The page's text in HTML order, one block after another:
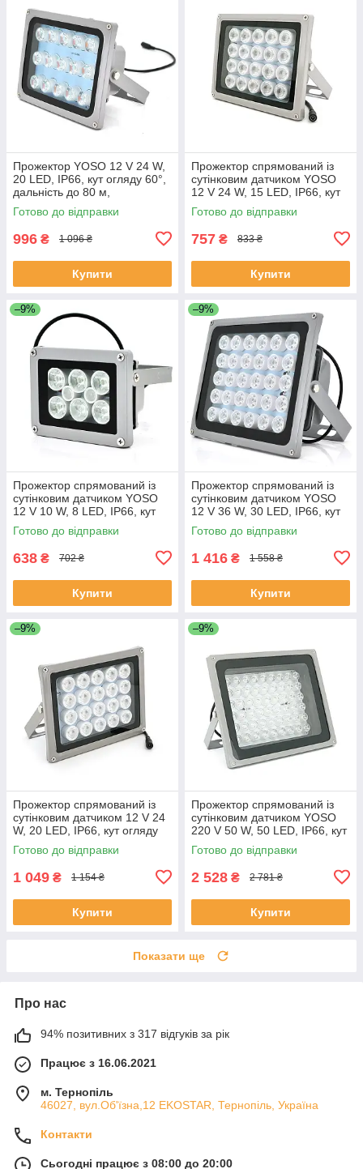
Прожектор YOSO 12 V 24 W,
20 LED, IP66, кут огляду 60°,
дальність до 80 м,
180*115*140 мм, BOX
ЕКОБОКС
Готово до відправки
996 ₴ 1 096 ₴
Купити
Прожектор спрямований із
сутінковим датчиком YOSO
12 V 24 W, 15 LED, IP66, кут
огляду 60°, дальність до 40
м, 177*138*65 мм, BOX
Готово до відправки
757 ₴ 833 ₴
Купити
–9%
Прожектор спрямований із
сутінковим датчиком YOSO
12 V 10 W, 8 LED, IP66, кут
огляду 60°, дальність до 30
м, 113*86*63 мм, BOX
Готово до відправки
638 ₴ 702 ₴
Купити
–9%
Прожектор спрямований із
сутінковим датчиком YOSO
12 V 36 W, 30 LED, IP66, кут
огляду 60°, дальність до 100
м, 220*180*85 мм, BOX
Готово до відправки
1 416 ₴ 1 558 ₴
Купити
–9%
Прожектор спрямований із
сутінковим датчиком 12 V 24
W, 20 LED, IP66, кут огляду
60°, 177*138*71 мм, BOX
ЕКОБОКС
Готово до відправки
1 049 ₴ 1 154 ₴
Купити
–9%
Прожектор спрямований із
сутінковим датчиком YOSO
220 V 50 W, 50 LED, IP66, кут
огляду 120°, дальність до 150
м, 280*230*130 мм, BOX
Готово до відправки
2 528 ₴ 2 781 ₴
Купити
Показати ще
Про нас
94% позитивних з 317 відгуків за рік
Працює з 16.06.2021
м. Тернопіль
46027, вул.Об'їзна,12 EKOSTAR, Тернопіль, Україна
Контакти
Сьогодні працює з 08:00 до 20:00